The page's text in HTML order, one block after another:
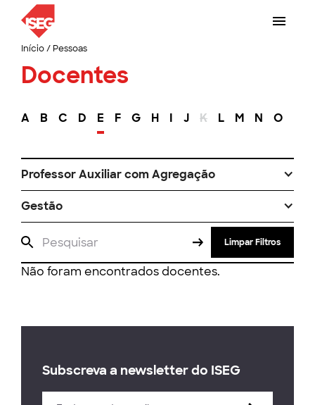
Início/ Pessoas
Docentes
A B C D E F G H I J K L M N O
Professor Auxiliar com Agregação
Gestão
Limpar Filtros
Não foram encontrados docentes.
Subscreva a newsletter do ISEG